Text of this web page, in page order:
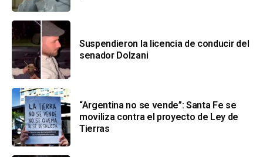
Suspendieron la licencia de conducir del
senador Dolzani
“Argentina no se vende”: Santa Fe se
moviliza contra el proyecto de Ley de
Tierras